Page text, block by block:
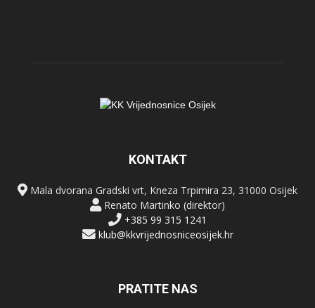
KONTAKT
Mala dvorana Gradski vrt, Kneza Trpimira 23, 31000 Osijek
Renato Martinko (direktor)
+385 99 315 1241
klub@kkvrijednosniceosijek.hr
PRATITE NAS